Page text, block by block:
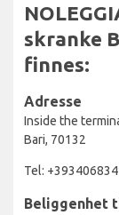
skranke
finnes:
Adresse
Inside the
Bari, 70132
Tel:
Beliggenhet